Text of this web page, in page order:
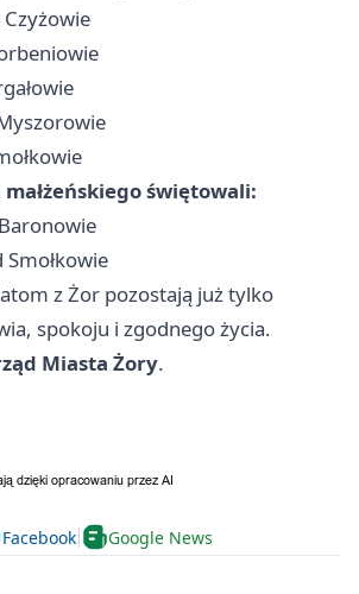
świętowali:
z Żor pozostają już tylko
spokoju i zgodnego życia.
Miasta Żory.
Facebook Google News